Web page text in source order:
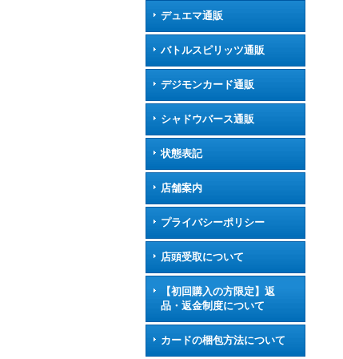
デュエマ通販
バトルスピリッツ通販
デジモンカード通販
シャドウバース通販
状態表記
店舗案内
プライバシーポリシー
店頭受取について
【初回購入の方限定】返
品・返金制度について
カードの梱包方法について